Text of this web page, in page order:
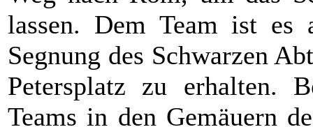
lassen. Dem Team ist
Segnung des Schwarzen
Petersplatz zu erhalten.
Teams in den Gemäuern